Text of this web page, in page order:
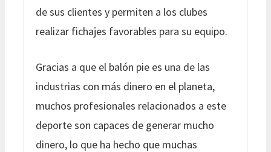
de sus clientes y permiten a los clubes
realizar fichajes favorables para su equipo.
Gracias a que el balón pie es una de las
industrias con más dinero en el planeta,
muchos profesionales relacionados a este
deporte son capaces de generar mucho
dinero, lo que ha hecho que muchas